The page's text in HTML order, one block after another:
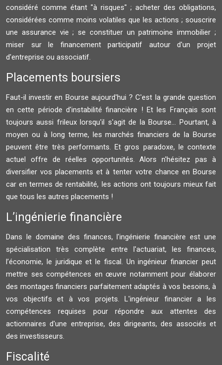
considéré comme étant "à risques" ; acheter des obligations,
considérées comme moins volatiles que les actions ; souscrire
une assurance vie ; se constituer un patrimoine immobilier ;
miser sur le financement participatif autour d'un projet
d'entreprise ou associatif.
Placements boursiers
Faut-il investir en Bourse aujourd'hui ? C'est la grande question
en cette période d'instabilité financière ! Et les Français sont
toujours aussi frileux lorsqu'il s'agit de la Bourse... Pourtant, à
moyen ou à long terme, les marchés financiers de la Bourse
peuvent être très performants. Et gros paradoxe, le contexte
actuel offre de réelles opportunités. Alors n'hésitez pas à
diversifier vos placements et à tenter votre chance en Bourse
car en termes de rentabilité, les actions ont toujours mieux fait
que tous les autres placements !
L’ingénierie financière
Dans le domaine des finances, l'ingénierie financière est une
spécialisation très complète entre l'actuariat, les finances,
l’économie, le juridique et le fiscal. Un ingénieur financier peut
mettre ses compétences en œuvre notamment pour élaborer
des montages financiers parfaitement adaptés à vos besoins, à
vos objectifs et à vos projets. L'ingénieur financier a les
compétences requises pour répondre aux attentes des
actionnaires d'une entreprise, des dirigeants, des associés et
des investisseurs.
Fiscalité